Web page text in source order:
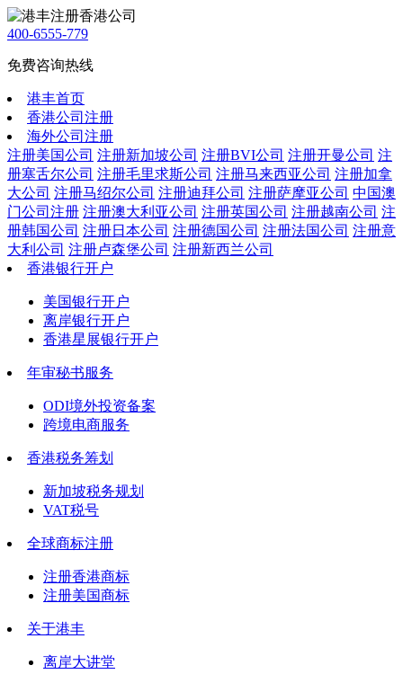
400-6555-779
免费咨询热线
港丰首页
香港公司注册
海外公司注册
注册美国公司 注册新加坡公司 注册BVI公司 注册开曼公司 注
册塞舌尔公司 注册毛里求斯公司 注册马来西亚公司 注册加拿
大公司 注册马绍尔公司 注册迪拜公司 注册萨摩亚公司 中国澳
门公司注册 注册澳大利亚公司 注册英国公司 注册越南公司 注
册韩国公司 注册日本公司 注册德国公司 注册法国公司 注册意
大利公司 注册卢森堡公司 注册新西兰公司
香港银行开户
美国银行开户
离岸银行开户
香港星展银行开户
年审秘书服务
ODI境外投资备案
跨境电商服务
香港税务筹划
新加坡税务规划
VAT税号
全球商标注册
注册香港商标
注册美国商标
关于港丰
离岸大讲堂